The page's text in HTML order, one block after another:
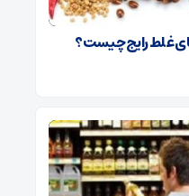
غلط رایج چیست؟